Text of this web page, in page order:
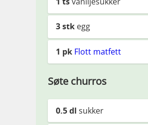
3stk egg
1 pk Flott matfett
Søte churros
0.5dl sukker